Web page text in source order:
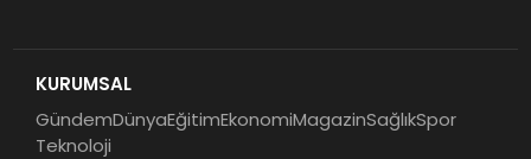
KURUMSAL
GündemDünyaEğitimEkonomiMagazinSağlıkSpor
Teknoloji